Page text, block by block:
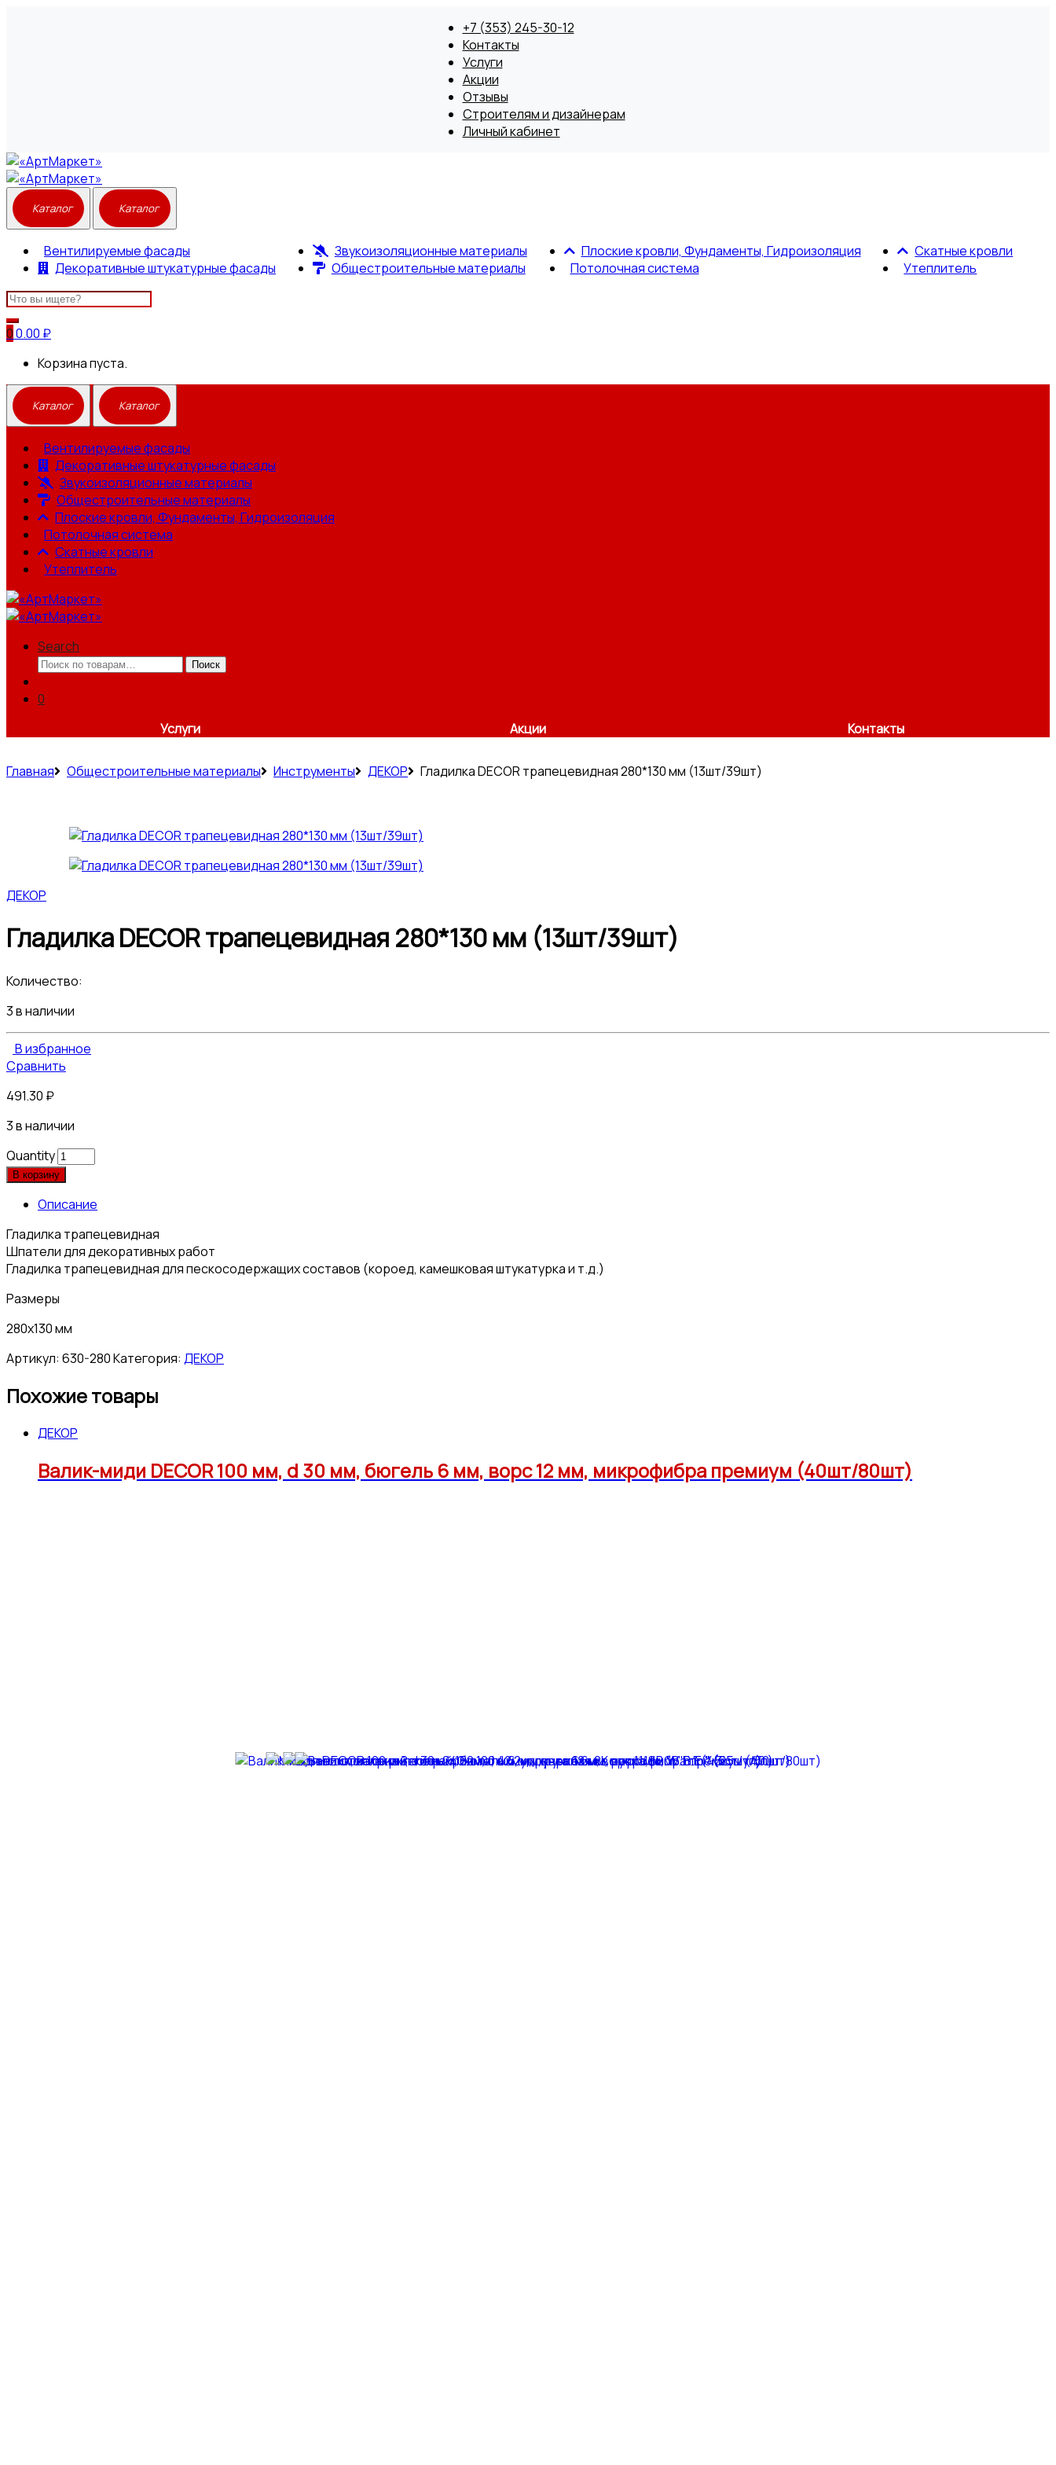
Вентилируемые фасады
Декоративные штукатурные фасады
Звукоизоляционные материалы
Общестроительные материалы
Плоские кровли, Фундаменты, Гидроизоляция
Потолочная система
Скатные кровли
Утеплитель
Search
for:
00.00 ₽
Корзина пуста.
+7 (353) 245-30-12
Контакты
Услуги
Акции
Отзывы
Строителям и дизайнерам
Личный кабинет
Вентилируемые фасады
Декоративные штукатурные фасады
Звукоизоляционные материалы
Общестроительные материалы
Плоские кровли, Фундаменты, Гидроизоляция
Потолочная система
Скатные кровли
Утеплитель
Search
Искать:
Поиск
0
Услуги
Акции Контакты
Главная Общестроительные материалы Инструменты ДЕКОР Гладилка DECOR трапецевидная 280*130 мм (13шт/39шт)
ДЕКОР
Гладилка DECOR трапецевидная 280*130 мм (13шт/39шт)
Количество:
3 в наличии
В избранное
Сравнить
491.30 ₽
3 в наличии
Quantity
В корзину
Описание
Гладилка трапецевидная
Шпатели для декоративных работ
Гладилка трапецевидная для пескосодержащих составов (короед, камешковая штукатурка и т.д.)
Размеры
280х130 мм
Артикул: 630-280Категория: ДЕКОР
Похожие товары
ДЕКОР
Валик-миди DЕCOR 100 мм, d 30 мм, бюгель 6 мм, ворс 12 мм, микрофибра премиум (40шт/80шт)